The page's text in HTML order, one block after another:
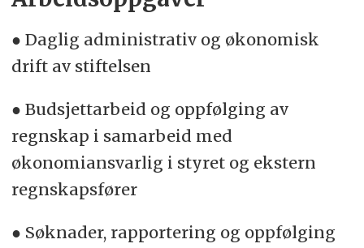
● Daglig administrativ og økonomisk
drift av stiftelsen
● Budsjettarbeid og oppfølging av
regnskap i samarbeid med
økonomiansvarlig i styret og ekstern
regnskapsfører
● Søknader, rapportering og oppfølging